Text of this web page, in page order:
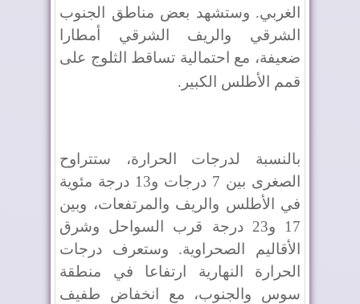
الغربي. وستشهد بعض مناطق الجنوب
الشرقي والريف الشرقي أمطارا
ضعيفة، مع احتمالية تساقط الثلوج على
قمم الأطلس الكبير .
بالنسبة لدرجات الحرارة، ستتراوح
الصغرى بين 7 درجات و13 درجة مئوية
في الأطلس والريف والمرتفعات، وبين
17 و23 درجة قرب السواحل وشرق
الأقاليم الصحراوية. وستعرف درجات
الحرارة النهارية ارتفاعا في منطقة
سوس والجنوب، مع انخفاض طفيف